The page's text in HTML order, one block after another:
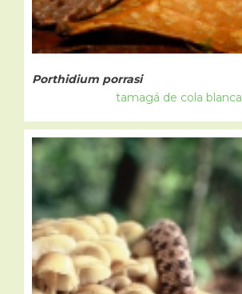
Porthidium porrasi
tamagá de cola blanca